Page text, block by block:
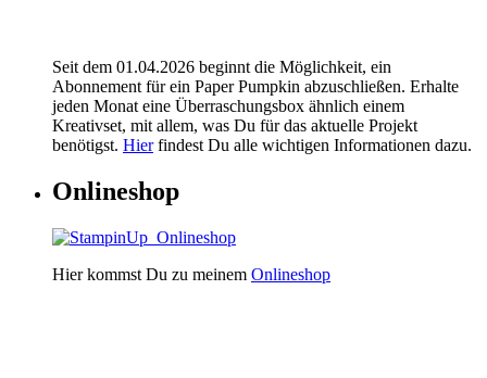
Seit dem 01.04.2026 beginnt die Möglichkeit, ein
Abonnement für ein Paper Pumpkin abzuschließen. Erhalte
jeden Monat eine Überraschungsbox ähnlich einem
Kreativset, mit allem, was Du für das aktuelle Projekt
benötigst. Hierfindest Du alle wichtigen Informationen dazu.
Onlineshop
Hier kommst Du zu meinem Onlineshop